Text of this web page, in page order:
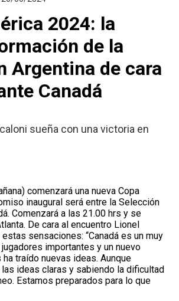
2024: la
de la
Argentina de cara
Canadá
sueña con una victoria en
comenzará una nueva Copa
inaugural será entre la Selección
Comenzará a las 21.00 hrs y se
De cara al encuentro Lionel
sensaciones: “Canadá es un muy
importantes y un nuevo
traído nuevas ideas. Aunque
ideas claras y sabiendo la dificultad
Estamos preparados para lo que